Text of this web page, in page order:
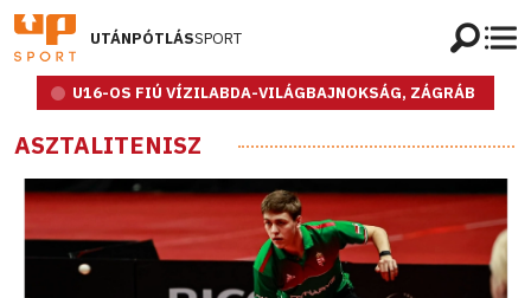
UTÁNPÓTLÁSSPORT
U16-OS FIÚ VÍZILABDA-VILÁGBAJNOKSÁG, ZÁGRÁB
ASZTALITENISZ